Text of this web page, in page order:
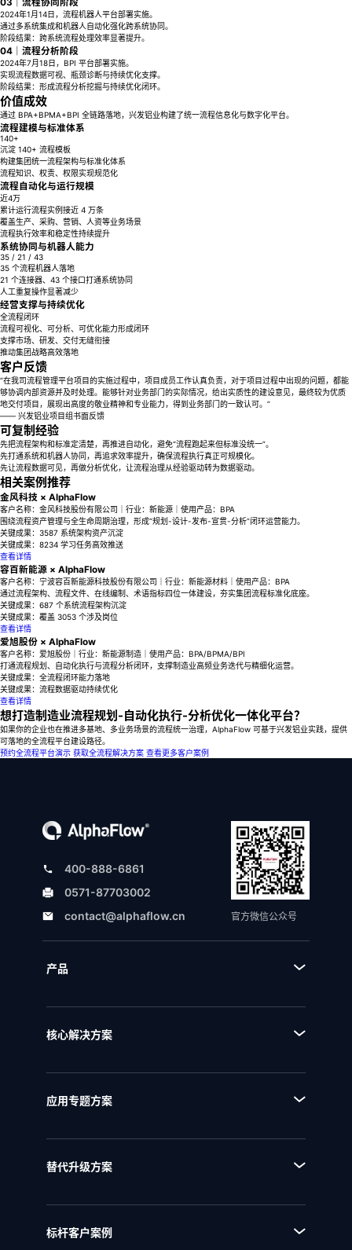
03｜流程协同阶段
2024年1月14日，流程机器人平台部署实施。
通过多系统集成和机器人自动化强化跨系统协同。
阶段结果：跨系统流程处理效率显著提升。
04｜流程分析阶段
2024年7月18日，BPI 平台部署实施。
实现流程数据可视、瓶颈诊断与持续优化支撑。
阶段结果：形成流程分析挖掘与持续优化闭环。
价值成效
通过 BPA+BPMA+BPI 全链路落地，兴发铝业构建了统一流程信息化与数字化平台。
流程建模与标准体系
140+
沉淀 140+ 流程模板
构建集团统一流程架构与标准化体系
流程知识、权责、权限实现规范化
流程自动化与运行规模
近4万
累计运行流程实例接近 4 万条
覆盖生产、采购、营销、人资等业务场景
流程执行效率和稳定性持续提升
系统协同与机器人能力
35 / 21 / 43
35 个流程机器人落地
21 个连接器、43 个接口打通系统协同
人工重复操作显著减少
经营支撑与持续优化
全流程闭环
流程可视化、可分析、可优化能力形成闭环
支撑市场、研发、交付无缝衔接
推动集团战略高效落地
客户反馈
“在我司流程管理平台项目的实施过程中，项目成员工作认真负责，对于项目过程中出现的问题，都能
够协调内部资源并及时处理。能够针对业务部门的实际情况，给出实质性的建设意见，最终较为优质
地交付项目，展现出高度的敬业精神和专业能力，得到业务部门的一致认可。”
—— 兴发铝业项目组书面反馈
可复制经验
先把流程架构和标准定清楚，再推进自动化，避免“流程跑起来但标准没统一”。
先打通系统和机器人协同，再追求效率提升，确保流程执行真正可规模化。
先让流程数据可见，再做分析优化，让流程治理从经验驱动转为数据驱动。
相关案例推荐
金风科技 × AlphaFlow
客户名称：金风科技股份有限公司｜行业：新能源｜使用产品：BPA
围绕流程资产管理与全生命周期治理，形成“规划-设计-发布-宣贯-分析”闭环运营能力。
关键成果：3587 系统架构资产沉淀
关键成果：8234 学习任务高效推送
查看详情
容百新能源 × AlphaFlow
客户名称：宁波容百新能源科技股份有限公司｜行业：新能源材料｜使用产品：BPA
通过流程架构、流程文件、在线编制、术语指标四位一体建设，夯实集团流程标准化底座。
关键成果：687 个系统流程架构沉淀
关键成果：覆盖 3053 个涉及岗位
查看详情
爱旭股份 × AlphaFlow
客户名称：爱旭股份｜行业：新能源制造｜使用产品：BPA/BPMA/BPI
打通流程规划、自动化执行与流程分析闭环，支撑制造业高频业务迭代与精细化运营。
关键成果：全流程闭环能力落地
关键成果：流程数据驱动持续优化
查看详情
想打造制造业流程规划-自动化执行-分析优化一体化平台？
如果你的企业也在推进多基地、多业务场景的流程统一治理，AlphaFlow 可基于兴发铝业实践，提供
可落地的全流程平台建设路径。
预约全流程平台演示 获取全流程解决方案 查看更多客户案例
400-888-6861
0571-87703002
contact@alphaflow.cn
官方微信公众号
产品
■ BPI流程挖掘分析平台
■ BPE流程引擎
核心解决方案
■ 流程自动化
■ 流程优化
应用专题方案
■ IPD研发项目管理
■ RSM法规标准管理
替代升级方案
■ ARIS替代方案
标杆客户案例